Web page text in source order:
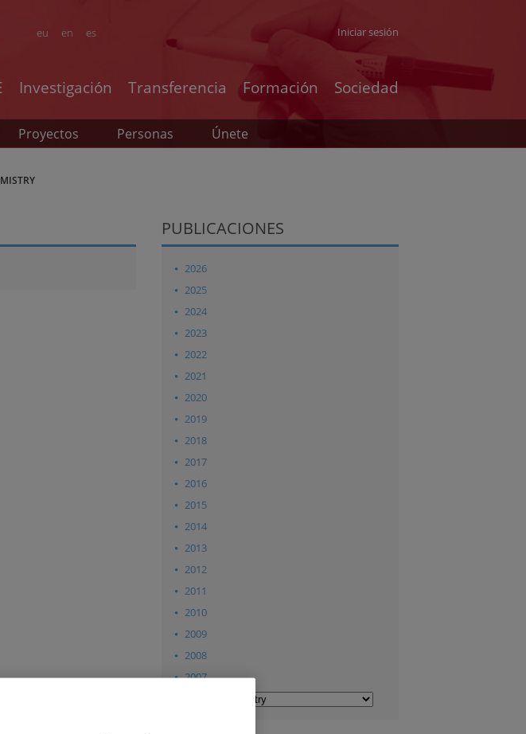
en es
eu Iniciar sesión
Investigación Transferencia Formación Sociedad
Proyectos Personas Únete
PUBLICACIONES
2026
2025
2024
2023
2022
2021
2020
2019
2018
2017
2016
2015
2014
2013
2012
2011
2010
2009
2008
2007